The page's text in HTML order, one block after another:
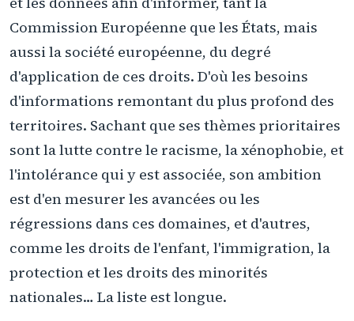
Commission Européenne que les États, mais
aussi la société européenne, du degré
d'application de ces droits. D'où les besoins
d'informations remontant du plus profond des
territoires. Sachant que ses thèmes prioritaires
sont la lutte contre le racisme, la xénophobie, et
l'intolérance qui y est associée, son ambition
est d'en mesurer les avancées ou les
régressions dans ces domaines, et d'autres,
comme les droits de l'enfant, l'immigration, la
protection et les droits des minorités
nationales… La liste est longue.